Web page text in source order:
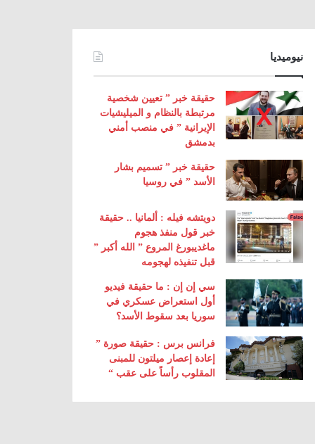
نيوميديا
حقيقة خبر ” تعيين شخصية
مرتبطة بالنظام و الميليشيات
الإيرانية ” في منصب أمني
بدمشق
حقيقة خبر ” تسميم بشار
الأسد ” في روسيا
دويتشه فيله : ألمانيا .. حقيقة
خبر قول منفذ هجوم
ماغديبورغ المروع ” الله أكبر ”
قبل تنفيذه لهجومه
سي إن إن : ما حقيقة فيديو
أول استعراض عسكري في
سوريا بعد سقوط الأسد؟
فرانس برس : حقيقة صورة ”
إعادة إعصار ميلتون للمبنى
المقلوب رأساً على عقب “